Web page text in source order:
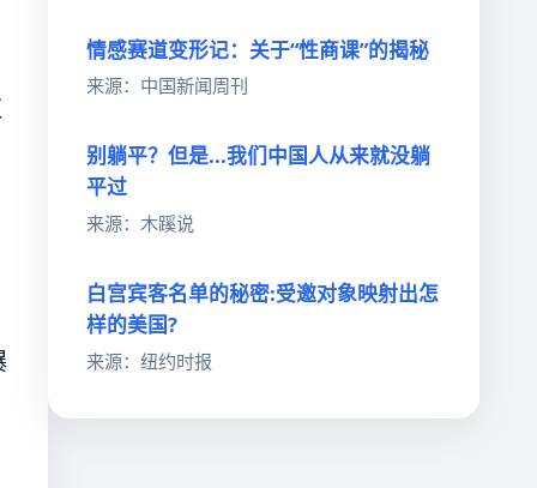
情感赛道变形记：关于“性商课”的揭秘
来源：中国新闻周刊
别躺平？但是...我们中国人从来就没躺
平过
来源：木蹊说
白宫宾客名单的秘密:受邀对象映射出怎
样的美国?
来源：纽约时报